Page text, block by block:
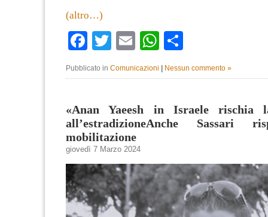
(altro…)
Facebook
Twitter
EmailWhatsApp
Pubblicato in Comunicazioni | Nessun commento »
«Anan Yaeesh in Israele rischia
all’estradizioneAnche Sassari
mobilitazione
giovedì 7 Marzo 2024